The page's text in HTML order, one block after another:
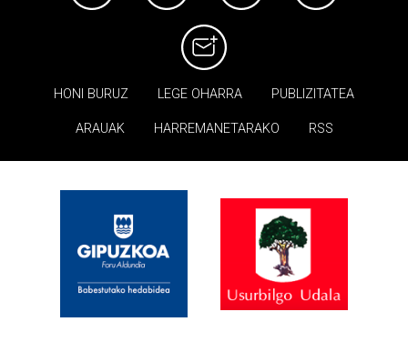
HONI BURUZ LEGE OHARRA PUBLIZITATEA
ARAUAK HARREMANETARAKO RSS